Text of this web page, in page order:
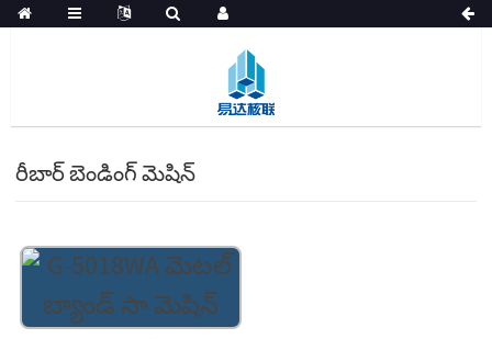
రీబార్ బెండింగ్ మెషిన్